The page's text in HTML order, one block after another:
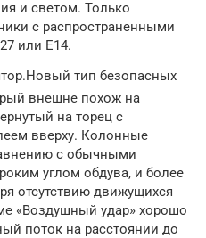
и светом. Только
с распространенными
или E14.
тип безопасных
внешне похож на
на торец с
вверху. Колонные
с обычными
углом обдува, и более
отсутствию движущихся
«Воздушный удар» хорошо
поток на расстоянии до